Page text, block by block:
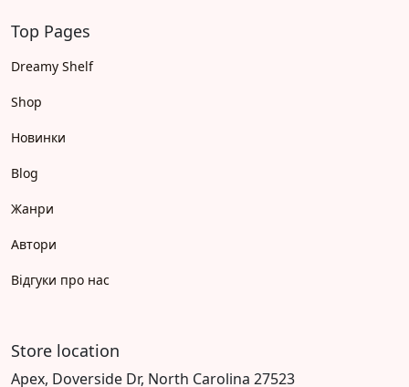
Top Pages
Dreamy Shelf
Shop
Новинки
Blog
Жанри
Автори
Відгуки про нас
Store location
Apex, Doverside Dr, North Carolina 27523